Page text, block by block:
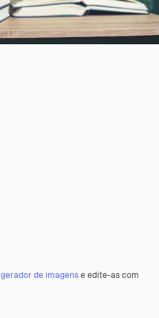
gerador de imagense edite-as com